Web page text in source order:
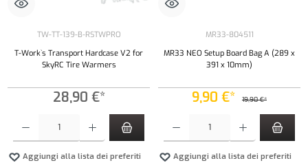
TW-TT-139-B-RSTWPRO
T-Work`s Transport Hardcase V2 for
SkyRC Tire Warmers
28,90 €*
Aggiungi alla lista dei preferiti
MR33-804511
MR33 NEO Setup Board Bag A (289 x
391 x 10mm)
9,90 €* 19,90 €*
Aggiungi alla lista dei preferiti